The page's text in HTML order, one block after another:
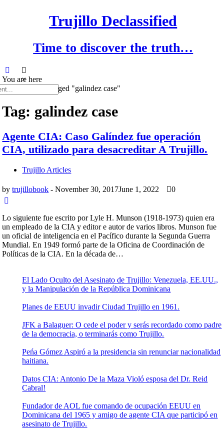
Trujillo Declassified
Time to discover the truth…
×
You are here
Home
Posts tagged "galindez case"
Tag: galindez case
Agente CIA: Caso Galíndez fue operación
CIA, utilizado para desacreditar A Trujillo.
Trujillo Articles
bytrujillobook -November 30, 2017June 1, 2022 0
Lo siguiente fue escrito por Lyle H. Munson (1918-1973) quien era
un empleado de la CIA y editor e autor de varios libros. Munson fue
un oficial de inteligencia en el Pacífico durante la Segunda Guerra
Mundial. En 1949 formó parte de la Oficina de Coordinación de
Políticas de la CIA. En la década de…
El Lado Oculto del Asesinato de Trujillo: Venezuela, EE.UU.,
y la Manipulación de la República Dominicana
Planes de EEUU invadir Ciudad Trujillo en 1961.
JFK a Balaguer: O cede el poder y serás recordado como padre
de la democracia, o terminarás como Trujillo.
Peńa Gómez Aspiró a la presidencia sin renunciar nacionalidad
haitiana.
Datos CIA: Antonio De la Maza Violó esposa del Dr. Reid
Cabral!
Fundador de AOL fue comando de ocupación EEUU en
Dominicana del 1965 y amigo de agente CIA que participó en
asesinato de Trujillo.